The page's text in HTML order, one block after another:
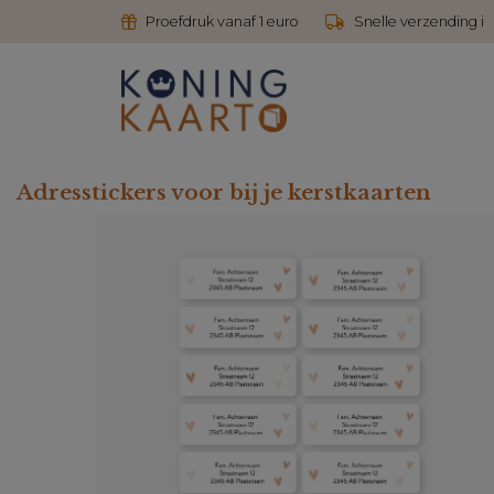
Proefdruk vanaf 1 euro Snelle verzending i
Adresstickers voor bij je kerstkaarten